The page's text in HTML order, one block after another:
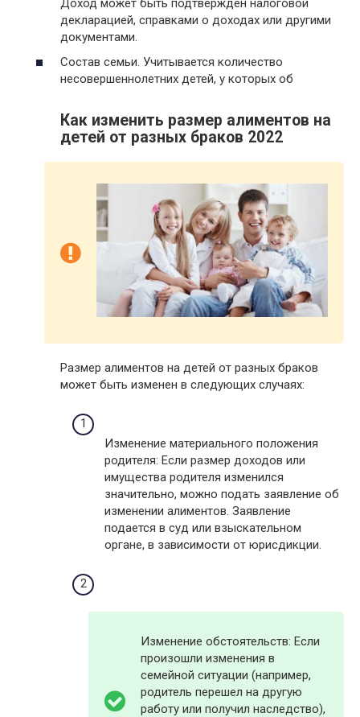
Доход может быть подтвержден налоговой
декларацией, справками о доходах или другими
документами.
Состав семьи. Учитывается количество
несовершеннолетних детей, у которых об
Как изменить размер алиментов на
детей от разных браков 2022
Размер алиментов на детей от разных браков
может быть изменен в следующих случаях:
Изменение материального положения
родителя: Если размер доходов или
имущества родителя изменился
значительно, можно подать заявление об
изменении алиментов. Заявление
подается в суд или взыскательном
органе, в зависимости от юрисдикции.
Изменение обстоятельств: Если
произошли изменения в
семейной ситуации (например,
родитель перешел на другую
работу или получил наследство),